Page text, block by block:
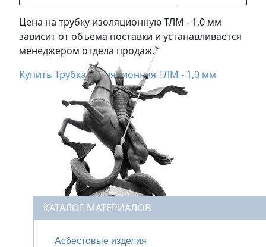
Цена на трубку изоляционную ТЛМ - 1,0 мм
зависит от объёма поставки и устанавливается
менеджером отдела продаж.
Купить Трубка изоляционная ТЛМ - 1,0 мм
КАТАЛОГ МАТЕРИАЛОВ
Асбестовые изделия